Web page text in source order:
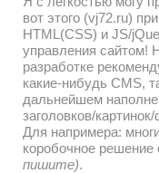
Я с легкостью могу
вот этого (vj72.ru)
HTML(CSS) и JS/
управления сайтом!
разработке
какие-нибудь CMS,
дальнейшем
заголовков/
Для напримера:
коробочное решение